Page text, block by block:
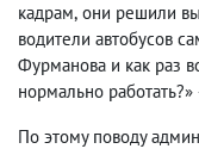
кадрам, они решили
водители автобусов
Фурманова и как раз
нормально
По этому поводу